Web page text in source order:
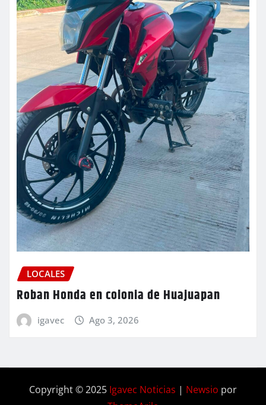
LOCALES
Roban Honda en colonia de Huajuapan
igavec Ago 3, 2026
Copyright © 2025 Igavec Noticias | Newsio por